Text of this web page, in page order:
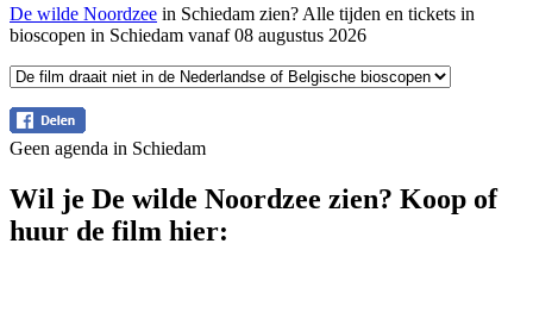
De wilde Noordzee in Schiedam zien? Alle tijden en tickets in
bioscopen in Schiedam vanaf 08 augustus 2026
Geen agenda in Schiedam
Wil je De wilde Noordzee zien? Koop of
huur de film hier: